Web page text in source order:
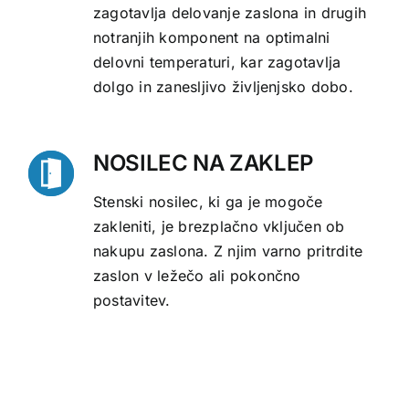
zagotavlja delovanje zaslona in drugih
notranjih komponent na optimalni
delovni temperaturi, kar zagotavlja
dolgo in zanesljivo življenjsko dobo.
NOSILEC NA ZAKLEP
Stenski nosilec, ki ga je mogoče
zakleniti, je brezplačno vključen ob
nakupu zaslona. Z njim varno pritrdite
zaslon v ležečo ali pokončno
postavitev.